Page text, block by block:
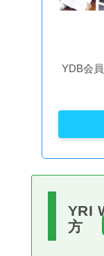
YDB会
YRI
方